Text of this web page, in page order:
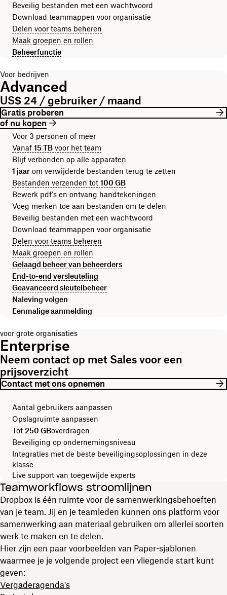
Beveilig bestanden met een wachtwoord
Download teammappen voor organisatie
Delen voor teams beheren
Maak groepen en rollen
Beheerfunctie
Voor bedrijven
Advanced
US$ 24 / gebruiker / maand
Gratis proberen
of nu kopen
Voor 3 personen of meer
Vanaf 15 TB voor het team
Blijf verbonden op alle apparaten
1 jaar om verwijderde bestanden terug te zetten
Bestanden verzenden tot 100 GB
Bewerk pdf's en ontvang handtekeningen
Voeg merken toe aan bestanden om te delen
Beveilig bestanden met een wachtwoord
Download teammappen voor organisatie
Delen voor teams beheren
Maak groepen en rollen
Gelaagd beheer van beheerders
End-to-end versleuteling
Geavanceerd sleutelbeheer
Naleving volgen
Eenmalige aanmelding
voor grote organisaties
Enterprise
Neem contact op met Sales voor een
prijsoverzicht
Contact met ons opnemen
Aantal gebruikers aanpassen
Opslagruimte aanpassen
Tot 250 GBoverdragen
Beveiliging op ondernemingsniveau
Integraties met de beste beveiligingsoplossingen in deze
klasse
Live support van toegewijde experts
Teamworkflows stroomlijnen
Dropbox is één ruimte voor de samenwerkingsbehoeften
van je team. Jij en je teamleden kunnen ons platform voor
samenwerking aan materiaal gebruiken om allerlei soorten
werk te maken en te delen.
Hier zijn een paar voorbeelden van Paper-sjablonen
waarmee je je volgende project een vliegende start kunt
geven:
Vergaderagenda's